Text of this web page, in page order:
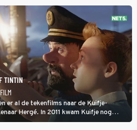
TINTIN
er al de tekenfilms naar de Kuifje-
Hergé. In 2011 kwam Kuifje nog
of Tintin van Steven Spielberg.